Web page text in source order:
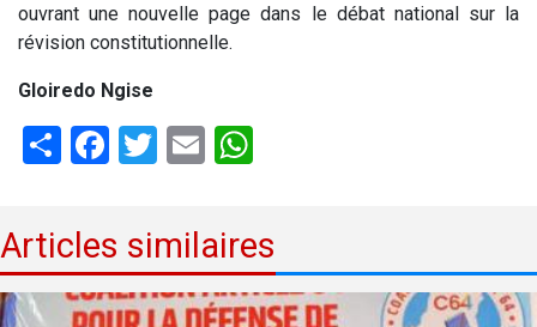
ouvrant une nouvelle page dans le débat national sur la
révision constitutionnelle.
Gloiredo Ngise
ShareFacebook
Twitter
Email
Articles similaires